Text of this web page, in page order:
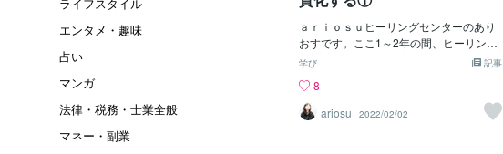
エンタメ・趣味
占い
マンガ
法律・税務・士業全般
マネー・副業
ａｒｉｏｓｕヒーリングセンターのあり
おすです。ここ1～2年の間、ヒーリング
をしていて気づいた事があるんだよね。
だけど、意識を向けるように導かれてい
たというか・・・4次元から3次元に降り
てくると物が物質化するというのはスピ
記事
学び
8
ariosu
2022/02/02